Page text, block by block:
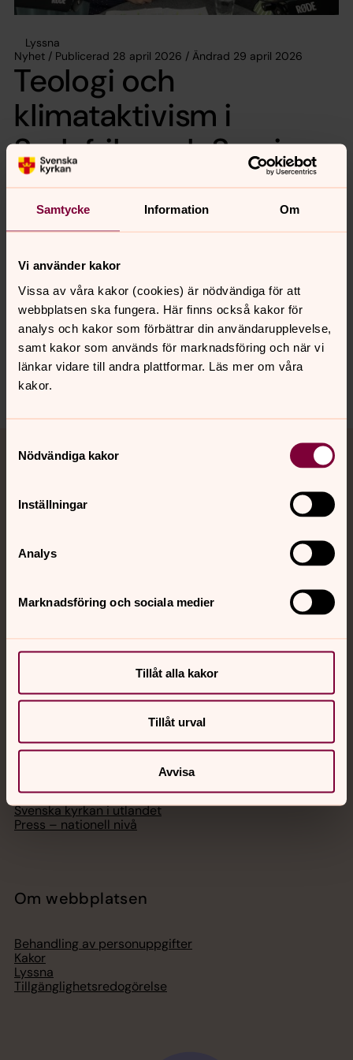
Samtycke Information Om
Vi använder kakor
Vissa av våra kakor (cookies) är nödvändiga för att
webbplatsen ska fungera. Här finns också kakor för
analys och kakor som förbättrar din användarupplevelse,
samt kakor som används för marknadsföring och när vi
länkar vidare till andra plattformar. Läs mer om våra
kakor.
Nödvändiga kakor
Inställningar
Analys
Marknadsföring och sociala medier
Tillåt alla kakor
Tillåt urval
Avvisa
Lyssna
Nyhet / Publicerad 28 april 2026 / Ändrad 29 april 2026
Teologi och
klimataktivism i
Sydafrika och Sverige
Lyssna till Sofia Oreland som i detta avsnitt berättar om
Sydafrika och Sverige. I samtalet med Michael Nausner
Avsnitt 87 av Teologi i tiden
Dela
Jourhavande präst
Akut samtals- och krisstöd. Prata eller chatta anonymt
Chatt
Telefon 112
Bli medlem
Lediga jobb
Act Svenska kyrkan
Svenska kyrkan i utlandet
Press – nationell nivå
Om webbplatsen
Behandling av personuppgifter
Kakor
Lyssna
Tillgänglighetsredogörelse